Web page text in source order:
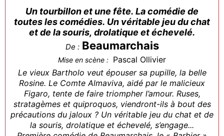
Un tourbillon et une fête. La comédie de
toutes les comédies. Un véritable jeu du chat
et de la souris, drolatique et échevelé.
De : Beaumarchais
Mise en scène : Pascal Ollivier
Le vieux Bartholo veut épouser sa pupille, la belle
Rosine. Le Comte Almaviva, aidé par le malicieux
Figaro, tente de faire triompher l’amour. Ruses,
stratagèmes et quiproquos, viendront-ils à bout des
précautions du jaloux ? Un véritable jeu du chat et de
la souris, drolatique et échevelé, s’engage...